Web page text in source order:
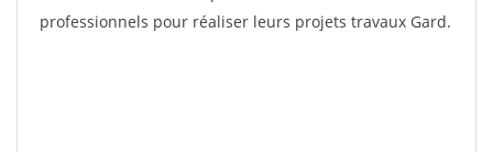
professionnels pour réaliser leurs projets travaux Gard.